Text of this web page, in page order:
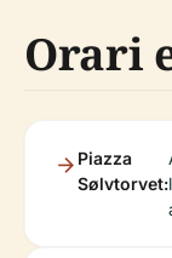
Orari
Piazza
Sølvtorvet: